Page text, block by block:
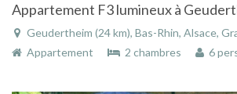
Geudertheim (24 km), Bas-Rhin, Alsace,
Appartement
2 chambres 6